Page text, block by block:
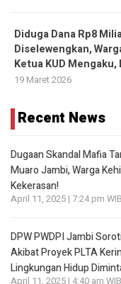
Diduga Dana Rp8
Diselewengkan,
Ketua KUD Mengaku,
19 Maret 2026
Recent News
Dugaan Skandal Mafia
Muaro Jambi, Warga
Kekerasan!
April 11, 2025 | 7:24 pm WIB
DPW PWDPI Jambi
Akibat Proyek PLTA
Lingkungan Hidup
April 11, 2025 | 4:40 am WIB